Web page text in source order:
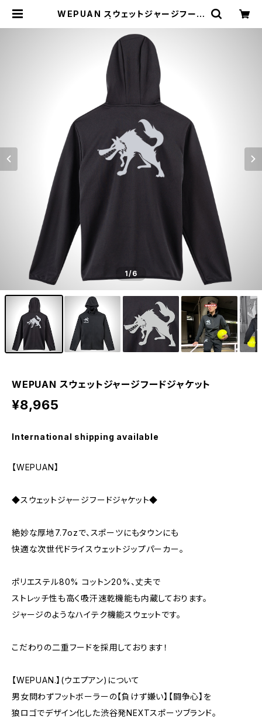
WEPUAN スウェットジャージフード
1/6
WEPUAN スウェットジャージフードジャケット
¥8,965
International shipping available
【WEPUAN】
◆スウェットジャージフードジャケット◆
絶妙な厚地7.7ozで、スポーツにもタウンにも
快適な次世代ドライスウェットジップパーカー。
ポリエステル80% コットン20%、丈夫で
ストレッチ性も高く吸汗速乾機能も内蔵しております。
ジャージのようなハイテク機能スウェットです。
こだわりの二重フードを採用しております！
【WEPUAN.】(ウエプアン)について
男女問わずフットボーラーの【負けず嫌い】【闘争心】を
狼ロゴでデザイン化した渋谷発NEXTスポーツブランド。